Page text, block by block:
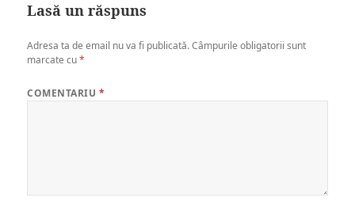
Lasă un răspuns
Adresa ta de email nu va fi publicată. Câmpurile obligatorii sunt
marcate cu*
COMENTARIU *